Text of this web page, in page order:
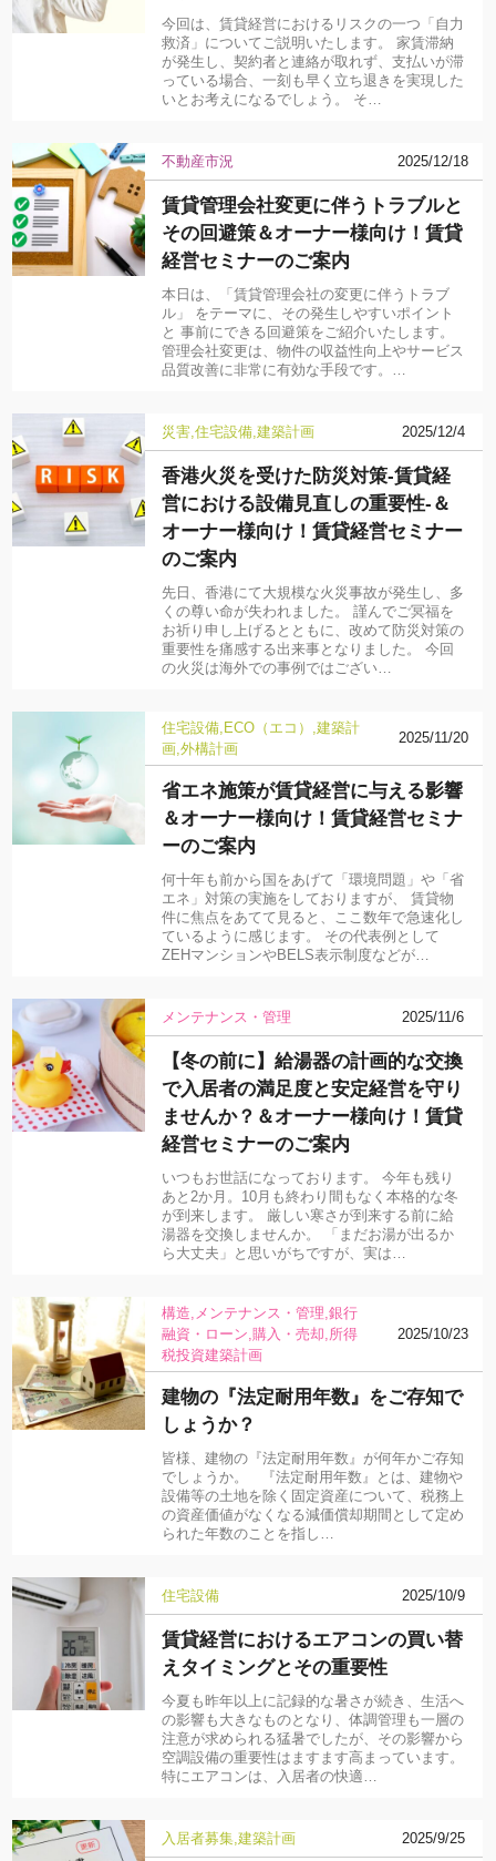
今回は、賃貸経営におけるリスクの一つ「自力
救済」についてご説明いたします。 家賃滞納
が発生し、契約者と連絡が取れず、支払いが滞
っている場合、一刻も早く立ち退きを実現した
いとお考えになるでしょう。 そ…
不動産市況 2025/12/18
賃貸管理会社変更に伴うトラブルと
その回避策＆オーナー様向け！賃貸
経営セミナーのご案内
本日は、「賃貸管理会社の変更に伴うトラブ
ル」 をテーマに、その発生しやすいポイント
と 事前にできる回避策をご紹介いたします。
管理会社変更は、物件の収益性向上やサービス
品質改善に非常に有効な手段です。…
災害 住宅設備 建築計画 2025/12/4
香港火災を受けた防災対策-賃貸経
営における設備見直しの重要性-＆
オーナー様向け！賃貸経営セミナー
のご案内
先日、香港にて大規模な火災事故が発生し、多
くの尊い命が失われました。 謹んでご冥福を
お祈り申し上げるとともに、改めて防災対策の
重要性を痛感する出来事となりました。 今回
の火災は海外での事例ではござい…
住宅設備 ECO（エコ）
建築計
画 外構計画
2025/11/20
省エネ施策が賃貸経営に与える影響
＆オーナー様向け！賃貸経営セミナ
ーのご案内
何十年も前から国をあげて「環境問題」や「省
エネ」対策の実施をしておりますが、 賃貸物
件に焦点をあてて見ると、ここ数年で急速化し
ているように感じます。 その代表例として
ZEHマンションやBELS表示制度などが…
メンテナンス・管理 2025/11/6
【冬の前に】給湯器の計画的な交換
で入居者の満足度と安定経営を守り
ませんか？＆オーナー様向け！賃貸
経営セミナーのご案内
いつもお世話になっております。 今年も残り
あと2か月。10月も終わり間もなく本格的な冬
が到来します。 厳しい寒さが到来する前に給
湯器を交換しませんか。 「まだお湯が出るか
ら大丈夫」と思いがちですが、実は…
構造 メンテナンス・管理 銀行
融資・ローン 購入・売却 所得
税投資建築計画
2025/10/23
建物の『法定耐用年数』をご存知で
しょうか？
皆様、建物の『法定耐用年数』が何年かご存知
でしょうか。 『法定耐用年数』とは、建物や
設備等の土地を除く固定資産について、税務上
の資産価値がなくなる減価償却期間として定め
られた年数のことを指し…
住宅設備 2025/10/9
賃貸経営におけるエアコンの買い替
えタイミングとその重要性
今夏も昨年以上に記録的な暑さが続き、生活へ
の影響も大きなものとなり、体調管理も一層の
注意が求められる猛暑でしたが、その影響から
空調設備の重要性はますます高まっています。
特にエアコンは、入居者の快適…
入居者募集 建築計画 2025/9/25